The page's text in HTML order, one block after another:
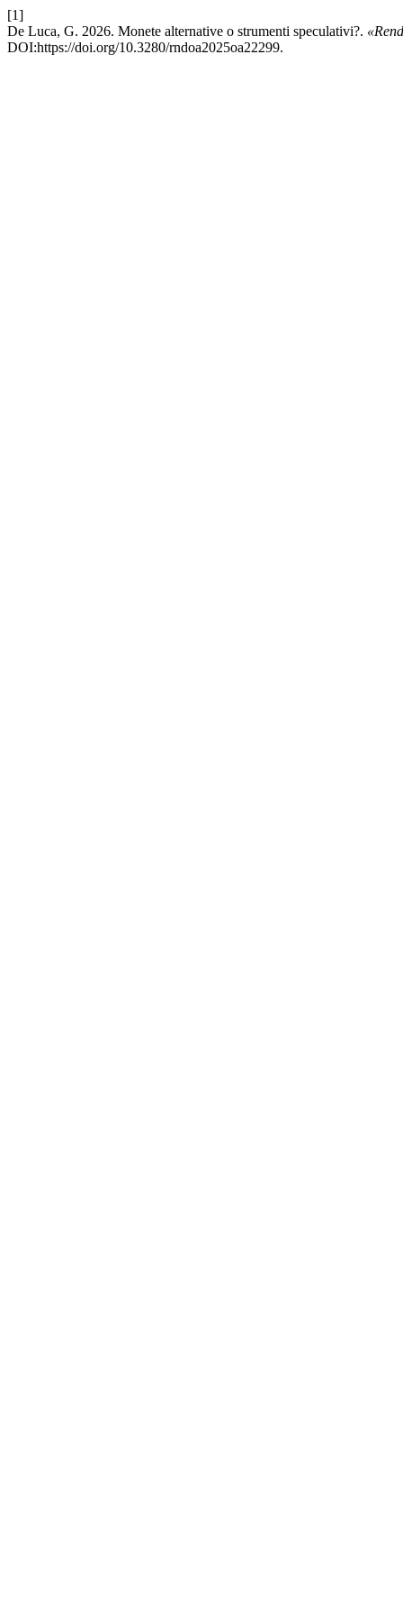
[1]
De Luca, G. 2026. Monete alternative o strumenti speculativi?.
DOI:https://doi.org/10.3280/rndoa2025oa22299.